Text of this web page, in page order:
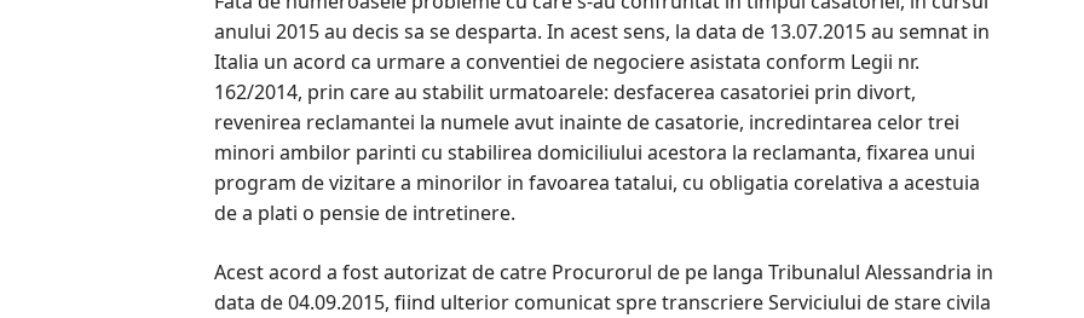
anului 2015 au decis sa se desparta. In acest sens, la data de 13.07.2015 au semnat in
Italia un acord ca urmare a conventiei de negociere asistata conform Legii nr.
162/2014, prin care au stabilit urmatoarele: desfacerea casatoriei prin divort,
revenirea reclamantei la numele avut inainte de casatorie, incredintarea celor trei
minori ambilor parinti cu stabilirea domiciliului acestora la reclamanta, fixarea unui
program de vizitare a minorilor in favoarea tatalui, cu obligatia corelativa a acestuia
de a plati o pensie de intretinere.
Acest acord a fost autorizat de catre Procurorul de pe langa Tribunalul Alessandria in
data de 04.09.2015, fiind ulterior comunicat spre transcriere Serviciului de stare civila